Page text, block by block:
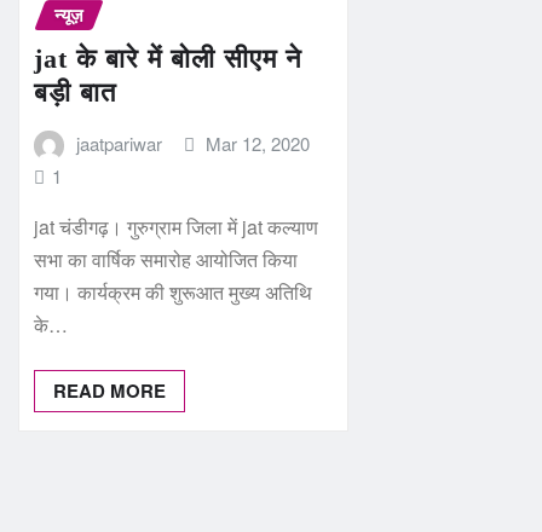
न्यूज़
jat के बारे में बोली सीएम ने
बड़ी बात
jaatpariwar
Mar 12, 2020
1
jat चंडीगढ़। गुरुग्राम जिला में jat कल्याण
सभा का वार्षिक समारोह आयोजित किया
गया। कार्यक्रम की शुरूआत मुख्य अतिथि
के…
READ MORE